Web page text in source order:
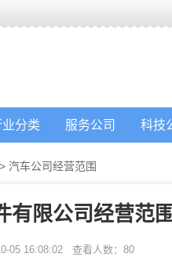
分类 服务公司 科技
> 汽车公司经营范围
有限公司经营范
05 16:08:02 查看人数： 80